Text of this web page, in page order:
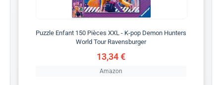
Puzzle Enfant 150 Pièces XXL - K-pop Demon Hunters
World Tour Ravensburger
13,34 €
Amazon